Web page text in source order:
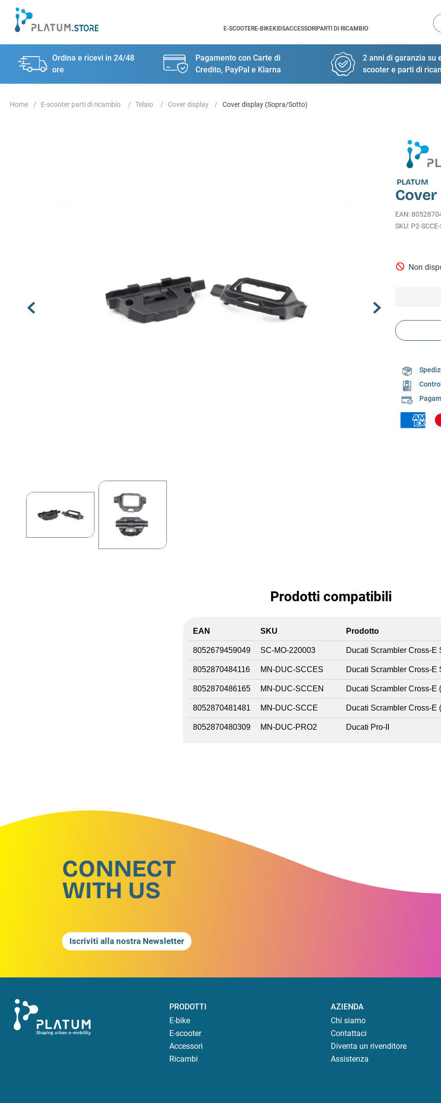
E-SCOOTERE-BIKEKIDSACCESSORI PARTI DI RICAMBIO
Ordina e ricevi in 24/48
ore
Pagamento con Carte di
Credito, PayPal e Klarna
2 anni di garanzia su
scooter e parti di
E-scooter parti di ricambio Telaio Cover display Cover display (Sopra/Sotto)
PLATUM
EAN:
P2-
Non
Prodotti compatibili
EAN SKU Prodotto
8052679459049 SC-MO-220003 Ducati Scrambler Cross-E
8052870484116 MN-DUC-SCCES Ducati Scrambler Cross-E
8052870486165 MN-DUC-SCCEN Ducati Scrambler Cross-E
8052870481481 MN-DUC-SCCE Ducati Scrambler Cross-E
8052870480309 MN-DUC-PRO2 Ducati Pro-II
CONNECT
WITH US
Iscriviti alla nostra Newsletter
PRODOTTI
E-bike
E-scooter
Accessori
Ricambi
AZIENDA
Chi siamo
Contattaci
Diventa un rivenditore
Assistenza